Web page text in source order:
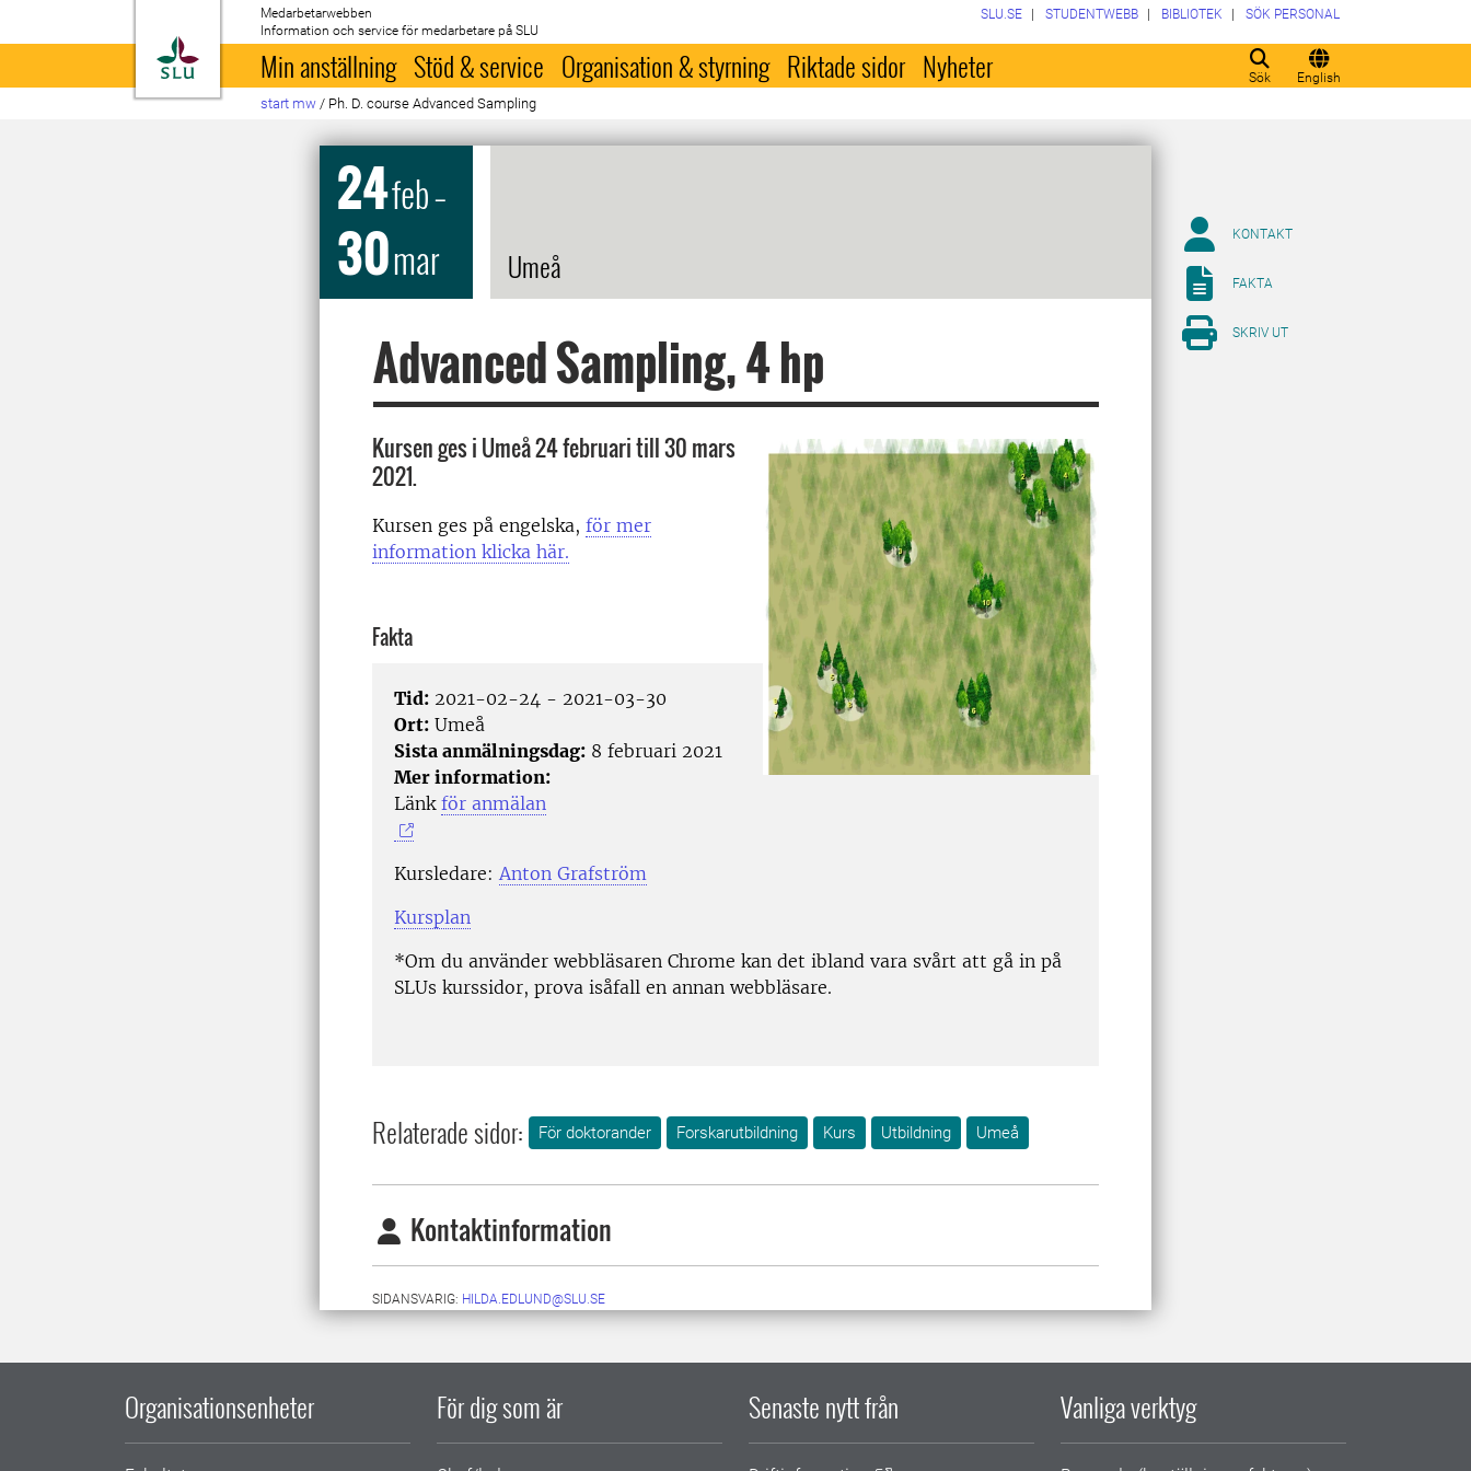
Till startsida
Medarbetarwebben
Information och service för medarbetare på SLU
Sök English
SLU.SE STUDENTWEBB BIBLIOTEK SÖK PERSONAL
Min anställning Stöd & service Organisation & styrning Riktade sidor Nyheter
start mw / Ph. D. course Advanced Sampling
24feb–
30mar Umeå
Advanced Sampling, 4 hp
Kursen ges i Umeå 24 februari till 30 mars
2021.
Kursen ges på engelska, för mer
information klicka här.
Fakta
Tid: 2021-02-24 - 2021-03-30
Ort: Umeå
Sista anmälningsdag: 8 februari 2021
Mer information:
Länk för anmälan
Kursledare: Anton Grafström
Kursplan
*Om du använder webbläsaren Chrome kan det ibland vara svårt att gå in på
SLUs kurssidor, prova isåfall en annan webbläsare.
Relaterade sidor: För doktorander Forskarutbildning Kurs Utbildning Umeå
Kontaktinformation
SIDANSVARIG: HILDA.EDLUND@SLU.SE
KONTAKT
FAKTA
SKRIV UT
Organisationsenheter För dig som är Senaste nytt från Vanliga verktyg